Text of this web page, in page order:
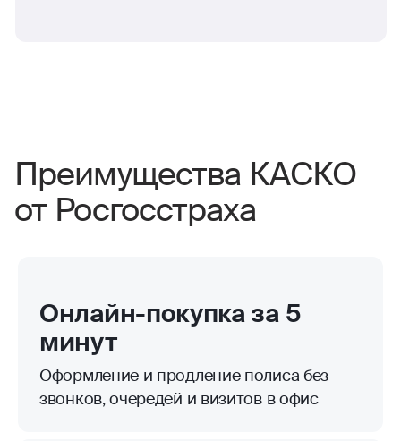
Преимущества КАСКО
от Росгосстраха
Онлайн-покупка за 5
минут
Оформление и продление полиса без
звонков, очередей и визитов в офис